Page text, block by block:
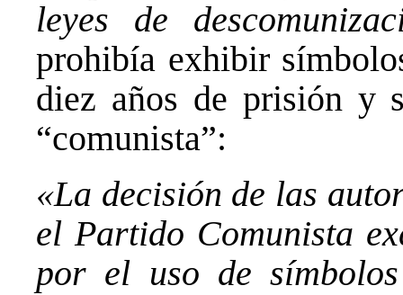
leyes de
prohibía exhibir
diez años de prisión y
“comunista”:
«La decisión de las
el Partido Comunista
por el uso de